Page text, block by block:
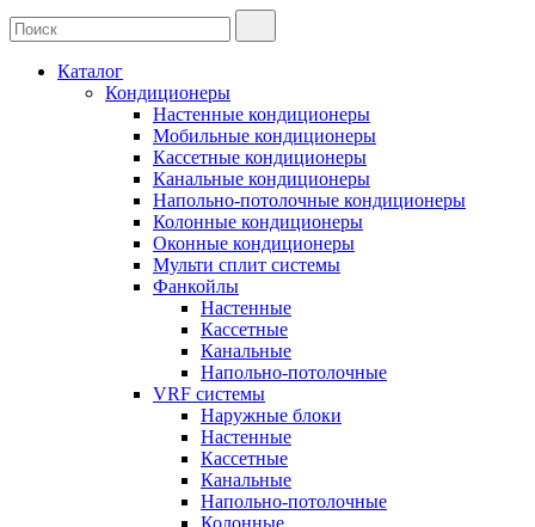
Каталог
Кондиционеры
Настенные кондиционеры
Мобильные кондиционеры
Кассетные кондиционеры
Канальные кондиционеры
Напольно-потолочные кондиционеры
Колонные кондиционеры
Оконные кондиционеры
Мульти сплит системы
Фанкойлы
Настенные
Кассетные
Канальные
Напольно-потолочные
VRF системы
Наружные блоки
Настенные
Кассетные
Канальные
Напольно-потолочные
Колонные